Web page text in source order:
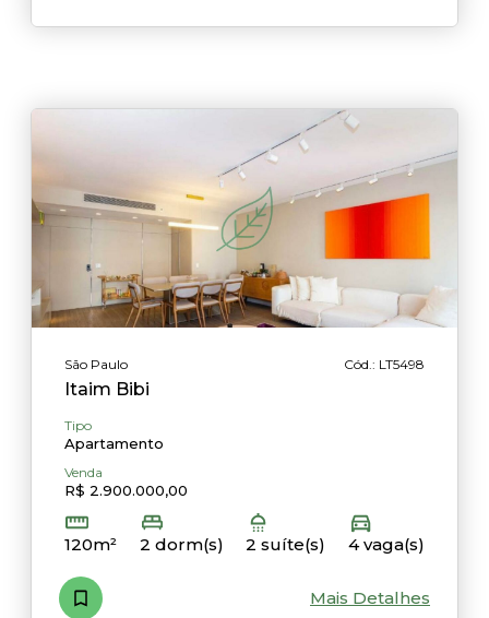
São Paulo Cód.: LT5498
Itaim Bibi
Tipo
Apartamento
Venda
R$ 2.900.000,00
120m² 2 dorm(s) 2 suíte(s) 4 vaga(s)
Mais Detalhes